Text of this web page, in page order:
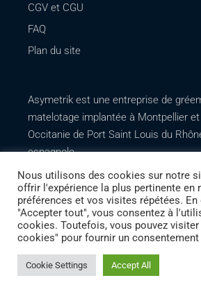
CGV et CGU
FAQ
Plan du site
Asymetrik est une entreprise de
matelotage implantée à Montpellier
Occitanie de Port Saint Louis du
espagnole. .
Création de site internetAgence
Nous utilisons des cookies sur notre
offrir l'expérience la plus pertinente en
préférences et vos visites répétées.
"Accepter tout", vous consentez à
cookies. Toutefois, vous pouvez visiter
cookies" pour fournir un
Cookie Settings Accept All